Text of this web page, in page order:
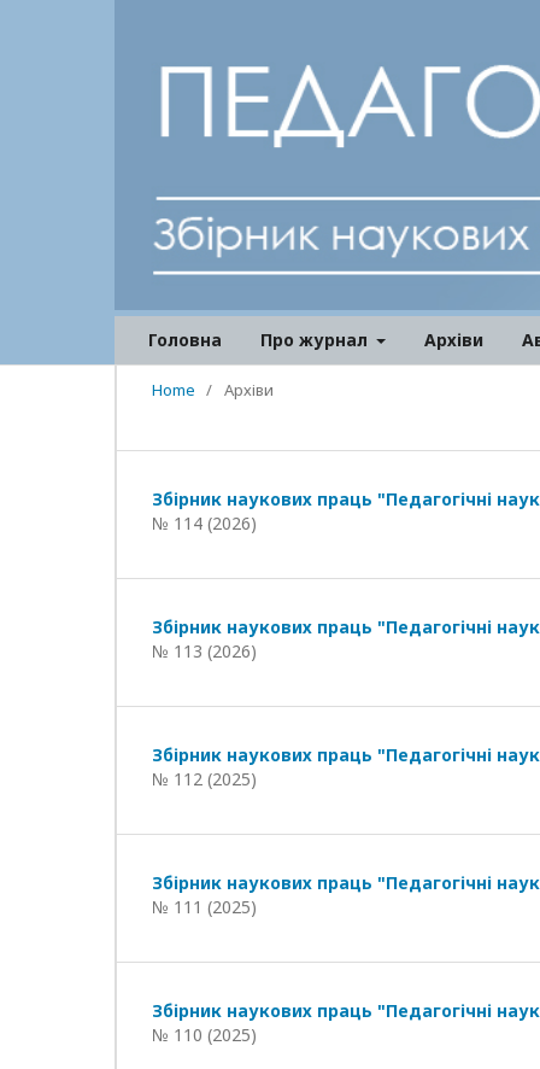
Головна Про журнал Архіви
Home / Архіви
Збірник наукових праць "Педагогічні
№ 114 (2026)
Збірник наукових праць "Педагогічні
№ 113 (2026)
Збірник наукових праць "Педагогічні
№ 112 (2025)
Збірник наукових праць "Педагогічні
№ 111 (2025)
Збірник наукових праць "Педагогічні
№ 110 (2025)